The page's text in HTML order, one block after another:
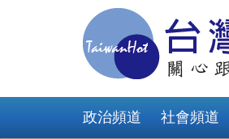
政治頻道 社會頻道